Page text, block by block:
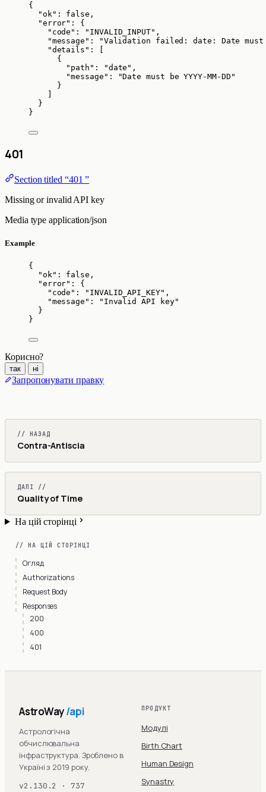
{
"ok" : false ,
"error" : {
"code" : " INVALID_INPUT" ,
"message" : "Validation failed: date: Date must be
"details" : [
{
"path" : "date " ,
"message" : "Date must be YYYY-MM-DD "
}
}
}
401
Section titled “401 ”
Missing or invalid API key
Media type application/json
Example
{
"ok" : false ,
"error" : {
"code" : " INVALID_API_KEY" ,
"message" : " Invalid API key"
}
}
Корисно?
так ні
Запропонувати правку
// НАЗАД
Contra-Antiscia
ДАЛІ //
Quality of Time
На цій сторінці
// НА ЦІЙ СТОРІНЦІ
Огляд
Authorizations
Request Body
Responses
200
400
401
AstroWay/api
Астрологічна
обчислювальна
інфраструктура. Зроблено в
Україні з 2019 року.
v2.130.2 · 737
ПРОДУКТ
Модулі
Birth Chart
Human Design
Synastry